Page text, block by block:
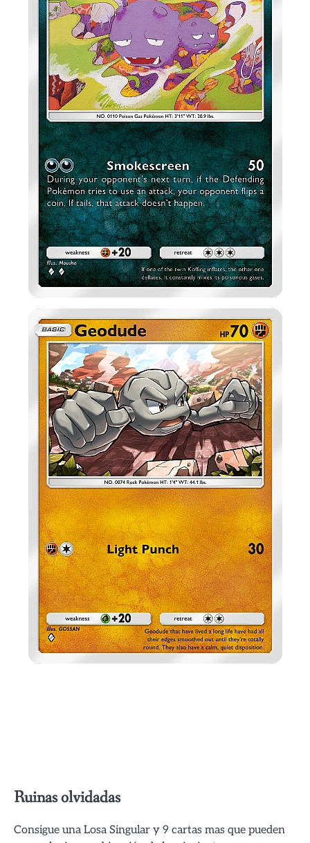
Ruinas olvidadas
Consigue una Losa Singular y 9 cartas mas que pueden